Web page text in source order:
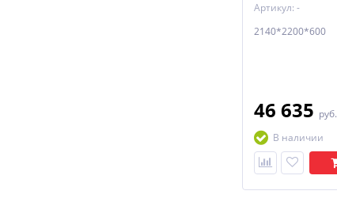
Артикул: -
2140*2200*600
46 635 руб.
В наличии